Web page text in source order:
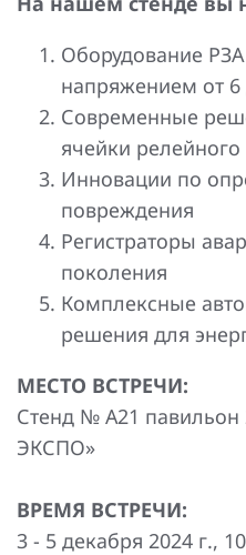
Повышение надежности
Шкафы РЗА 110-220 кВ
Устройства релейной
присоединений 6-35кВ
Сбор и анализ информации
Оборудование
Определение
Промышленная
Оборудование
напряжением от 6
Современные
ячейки релейного
Инновации по
повреждения
Регистраторы
поколения
Комплексные
решения для
МЕСТО ВСТРЕЧИ:
Стенд № А21
ЭКСПО»
ВРЕМЯ ВСТРЕЧИ:
3 - 5 декабря 2024 г.,